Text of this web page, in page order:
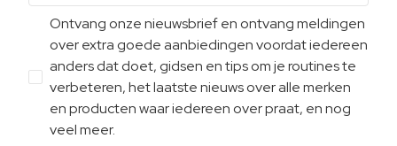
Ontvang onze nieuwsbrief en ontvang meldingen
over extra goede aanbiedingen voordat iedereen
anders dat doet, gidsen en tips om je routines te
verbeteren, het laatste nieuws over alle merken
en producten waar iedereen over praat, en nog
veel meer.